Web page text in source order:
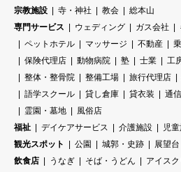
宗教施設
寺・神社 教会
総本山
専門サービス
ウェディング ガス会社
ペットホテル
マッサージ 不動産
保険代理店
動物病院 塾 士業 工
整体・整骨院
整備工場 旅行代理店
語学スクール
貸し倉庫 貸衣装 通
霊園・墓地
風俗店
福祉
デイケアサービス 介護施設 児
観光スポット
公園 城郭・史跡 展望台
飲食店
うなぎ そば・うどん アイス